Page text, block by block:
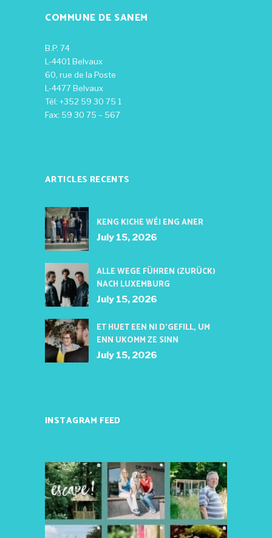
COMMUNE DE SANEM
B.P. 74
L-4401 Belvaux
60, rue de la Poste
L-4477 Belvaux
Tél: +352 59 30 75 1
Fax: 59 30 75 – 567
ARTICLES RECENTS
KENG KICHE WÉI ENG ANER
July 15, 2026
ALLE WEGE FÜHREN (ZURÜCK)
NACH LUXEMBURG
July 15, 2026
ET HUET EEN NI D’GEFILL, UM
ENN UKOMM ZE SINN
July 15, 2026
INSTAGRAM FEED